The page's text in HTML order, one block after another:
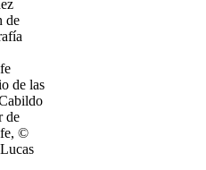
de
de las
de
©